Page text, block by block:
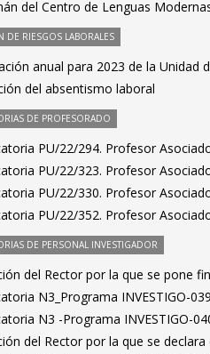
del Centro de Lenguas
DE RIESGOS LABORALES
anual para 2023 de la Unidad
del absentismo laboral
DE PROFESORADO
PU/22/294. Profesor
PU/22/323. Profesor
PU/22/330. Profesor
PU/22/352. Profesor
DE PERSONAL INVESTIGADOR
del Rector por la que se pone
N3_Programa INVESTIGO-
N3 -Programa INVESTIGO-
del Rector por la que se